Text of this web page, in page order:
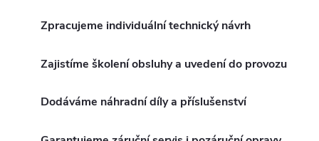
Zpracujeme individuální technický návrh
Zajistíme školení obsluhy a uvedení do provozu
Dodáváme náhradní díly a příslušenství